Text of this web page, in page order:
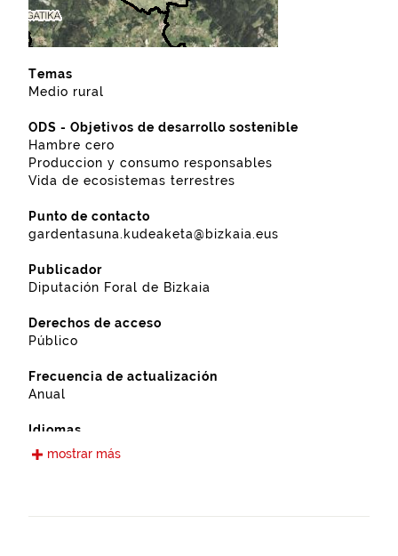
Temas
Medio rural
ODS - Objetivos de desarrollo sostenible
Hambre cero
Produccion y consumo responsables
Vida de ecosistemas terrestres
Punto de contacto
gardentasuna.kudeaketa@bizkaia.eus
Publicador
Diputación Foral de Bizkaia
Derechos de acceso
Público
Frecuencia de actualización
Anual
Idiomas
Castellano
mostrar más